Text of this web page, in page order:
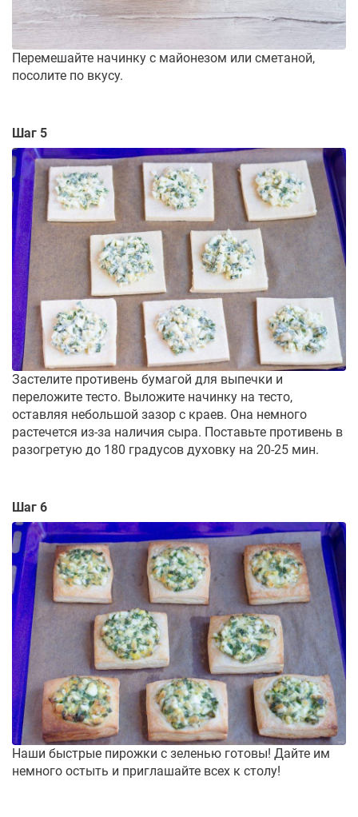
Перемешайте начинку с майонезом или сметаной,
посолите по вкусу.
Шаг 5
Застелите противень бумагой для выпечки и
переложите тесто. Выложите начинку на тесто,
оставляя небольшой зазор с краев. Она немного
растечется из-за наличия сыра. Поставьте противень в
разогретую до 180 градусов духовку на 20-25 мин.
Шаг 6
Наши быстрые пирожки с зеленью готовы! Дайте им
немного остыть и приглашайте всех к столу!